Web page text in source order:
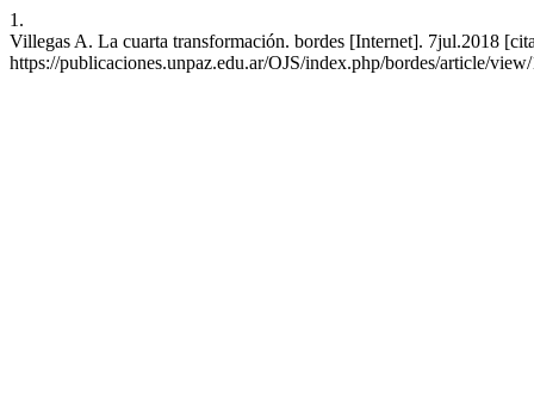
1.
Villegas A. La cuarta transformación. bordes [Internet]. 7jul.2018
https://publicaciones.unpaz.edu.ar/OJS/index.php/bordes/article/